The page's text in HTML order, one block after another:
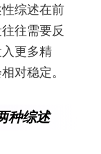
综述在前
往需要反
更多精
对稳定。
种综述